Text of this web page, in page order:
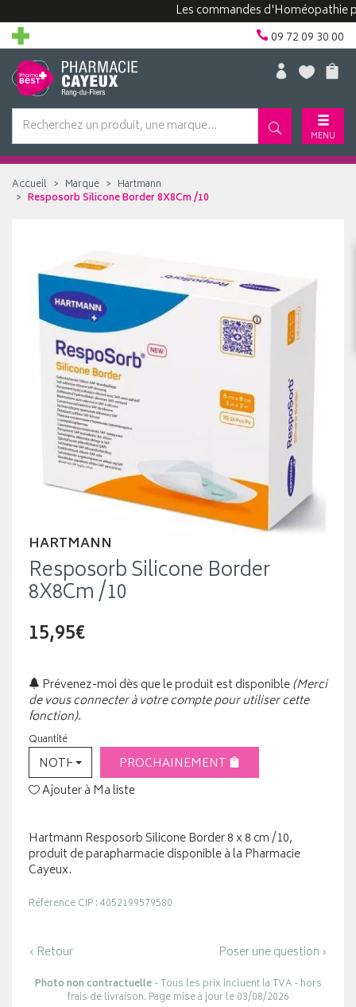
Les commandes d'Homéopathie
09 72 09 30 00
MENU
Accueil Marque
Hartmann
Resposorb Silicone Border 8X8Cm /10
HARTMANN
Resposorb Silicone Border
8X8Cm /10
15,95€
Prévenez-moi dès que le produit est disponible(Merci
de vous connecter à votre compte pour utiliser cette
fonction).
Quantité
NOTHING SELECTEDPROCHAINEMENT
Ajouter à Ma liste
Hartmann Resposorb Silicone Border 8 x 8 cm /10,
produit de parapharmacie disponible à la Pharmacie
Cayeux.
Référence CIP : 4052199579580
‹ Retour Poser une question ›
Photo non contractuelle- Tous les prix incluent la TVA - hors
frais de livraison. Page mise à jour le 03/08/2026